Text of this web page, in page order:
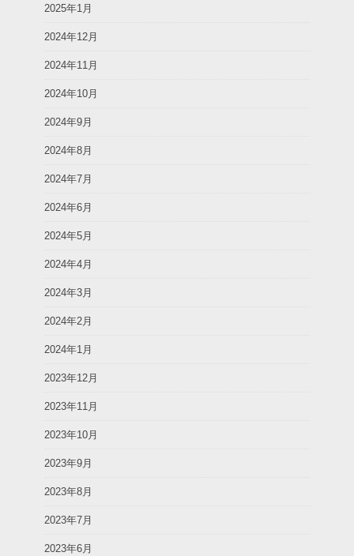
2025年1月
2024年12月
2024年11月
2024年10月
2024年9月
2024年8月
2024年7月
2024年6月
2024年5月
2024年4月
2024年3月
2024年2月
2024年1月
2023年12月
2023年11月
2023年10月
2023年9月
2023年8月
2023年7月
2023年6月